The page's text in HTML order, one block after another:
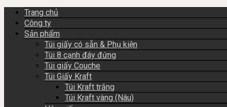
Trang chủ
Công ty
Sản phẩm
Túi giấy có sẵn & Phụ kiện
Túi 8 cạnh đáy đứng
Túi giấy Couche
Túi Giấy Kraft
Túi Kraft trắng
Túi Kraft vàng (Nâu)